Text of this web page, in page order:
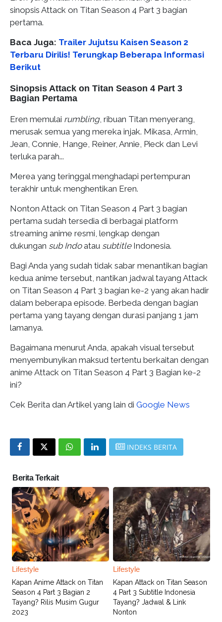
sinopsis Attack on Titan Season 4 Part 3 bagian
pertama.
Baca Juga: Trailer Jujutsu Kaisen Season 2
Terbaru Dirilis! Terungkap Beberapa Informasi
Berikut
Sinopsis Attack on Titan Season 4 Part 3
Bagian Pertama
Eren memulai rumbling, ribuan Titan menyerang,
merusak semua yang mereka injak. Mikasa, Armin,
Jean, Connie, Hange, Reiner, Annie, Pieck dan Levi
terluka parah...
Merea yang teringgal menghadapi pertempuran
terakhir untuk menghentikan Eren.
Nonton Attack on Titan Season 4 Part 3 bagian
pertama sudah tersedia di berbagai platform
streaming anime resmi, lengkap dengan
dukungan sub Indoatau subtitleIndonesia.
Bagi Anda yang sudah tidak sabar menantikan bagian
kedua anime tersebut, nantikan jadwal tayang Attack
on Titan Season 4 Part 3 bagian ke-2 yang akan hadir
dalam beberapa episode. Berbeda dengan bagian
pertama yang tayang dengan durasi panjang 1 jam
lamanya.
Bagaimana menurut Anda, apakah visual tersebut
menyembunyikan maksud tertentu berkaitan dengan
anime Attack on Titan Season 4 Part 3 Bagian ke-2
ini?
Cek Berita dan Artikel yang lain di Google News
INDEKS BERITA
Berita Terkait
Lifestyle
Kapan Anime Attack on Titan
Season 4 Part 3 Bagian 2
Tayang? Rilis Musim Gugur
2023
Lifestyle
Kapan Attack on Titan Season
4 Part 3 Subtitle Indonesia
Tayang? Jadwal & Link
Nonton